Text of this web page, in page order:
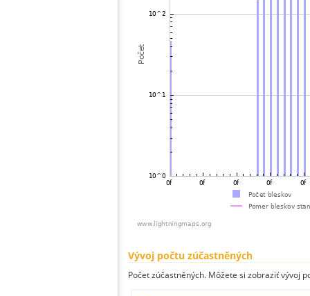
Vývoj počtu zúčastněných
Počet zúčastněných. Môžete si zobraziť vývoj